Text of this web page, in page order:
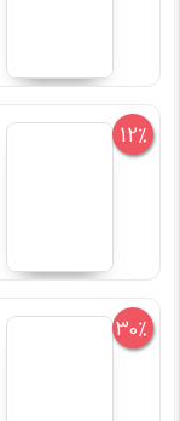
12%
30%